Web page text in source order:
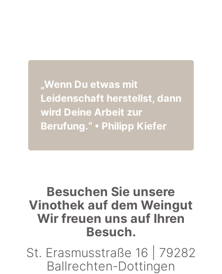
„Wenn Du etwas mit
Leidenschaft herstellst, dann
wird Deine Arbeit zur
Berufung.“ • Philipp Kiefer
Besuchen Sie unsere
Vinothek auf dem Weingut
Wir freuen uns auf Ihren
Besuch.
St. Erasmusstraße 16 | 79282
Ballrechten-Dottingen